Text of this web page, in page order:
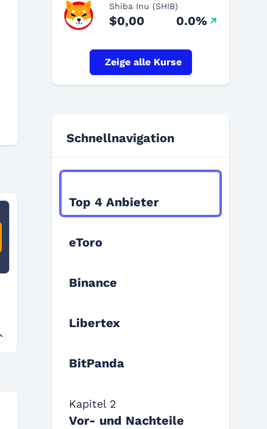
Shiba Inu (SHIB)
$0,00 0.0%
Zeige alle Kurse
Schnellnavigation
Top 4 Anbieter
eToro
Binance
Libertex
BitPanda
Kapitel 2
Vor- und Nachteile